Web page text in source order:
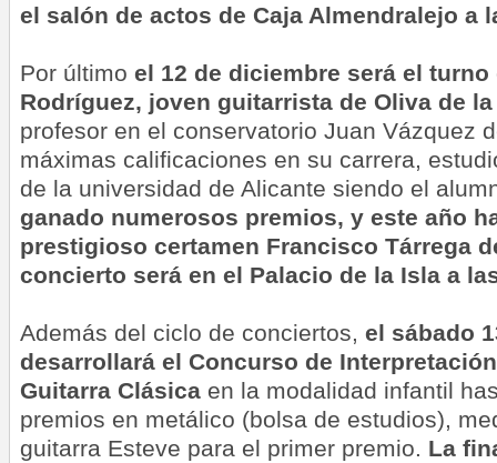
el salón de actos de Caja Almendralejo a
Por último el 12 de diciembre será el turno
Rodríguez, joven guitarrista de Oliva de
profesor en el conservatorio Juan Vázquez
máximas calificaciones en su carrera,
de la universidad de Alicante siendo el
ganado numerosos premios, y este año
prestigioso certamen Francisco Tárrega
concierto será en el Palacio de la Isla a
Además del ciclo de conciertos, el sábado
desarrollará el Concurso de
Guitarra Clásica en la modalidad infantil
premios en metálico (bolsa de estudios),
guitarra Esteve para el primer premio. La